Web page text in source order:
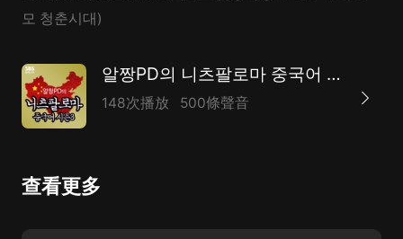
모 청춘시대)
알짱PD의 니츠팔로마 중국어 시즌3
148次播放 500條聲音
查看更多